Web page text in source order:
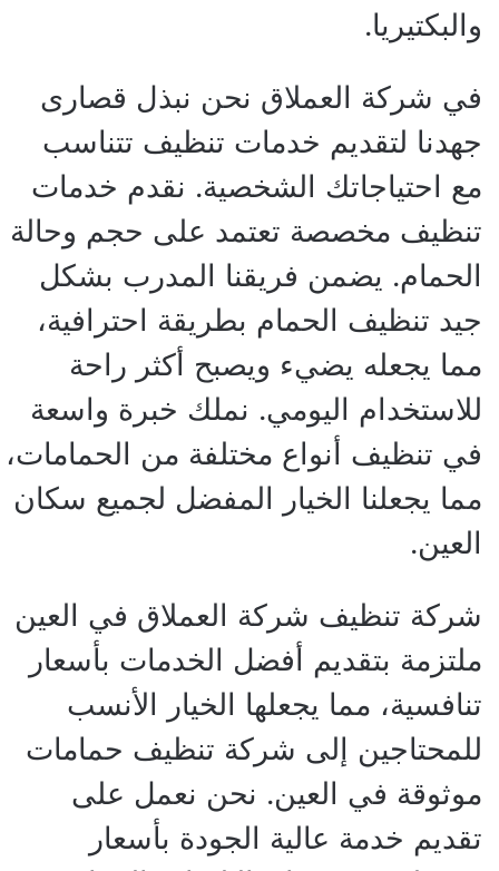
والبكتيريا.
في شركة العملاق نحن نبذل قصارى
جهدنا لتقديم خدمات تنظيف تتناسب
مع احتياجاتك الشخصية. نقدم خدمات
تنظيف مخصصة تعتمد على حجم وحالة
الحمام. يضمن فريقنا المدرب بشكل
جيد تنظيف الحمام بطريقة احترافية،
مما يجعله يضيء ويصبح أكثر راحة
للاستخدام اليومي. نملك خبرة واسعة
في تنظيف أنواع مختلفة من الحمامات،
مما يجعلنا الخيار المفضل لجميع سكان
العين.
شركة تنظيف شركة العملاق في العين
ملتزمة بتقديم أفضل الخدمات بأسعار
تنافسية، مما يجعلها الخيار الأنسب
للمحتاجين إلى شركة تنظيف حمامات
موثوقة في العين. نحن نعمل على
تقديم خدمة عالية الجودة بأسعار